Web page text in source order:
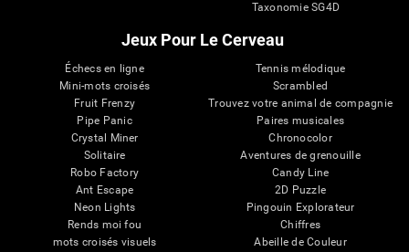
Taxonomie SG4D
Jeux Pour Le Cerveau
Échecs en ligne
Mini-mots croisés
Fruit Frenzy
Pipe Panic
Crystal Miner
Solitaire
Robo Factory
Ant Escape
Neon Lights
Rends moi fou
mots croisés visuels
Tennis mélodique
Scrambled
Trouvez votre animal de compagnie
Paires musicales
Chronocolor
Aventures de grenouille
Candy Line
2D Puzzle
Pingouin Explorateur
Chiffres
Abeille de Couleur